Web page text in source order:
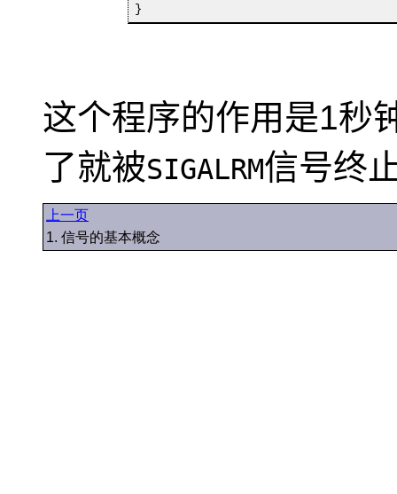
}
这个程序的作用是1秒
了就被SIGALRM信号终
上一页
1. 信号的基本概念